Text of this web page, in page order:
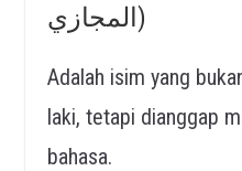
المجازي)
Adalah isim yang
laki, tetapi dianggap
bahasa.